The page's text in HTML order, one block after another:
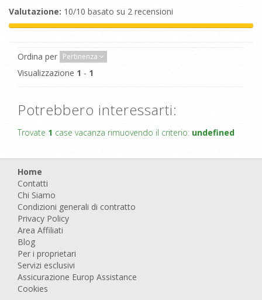
Valutazione: 10/10 basato su 2 recensioni
Ordina per Pertinenza
Visualizzazione 1 - 1
Potrebbero interessarti:
Trovate 1 case vacanza rimuovendo il criterio: undefined
Home
Contatti
Chi Siamo
Condizioni generali di contratto
Privacy Policy
Area Affiliati
Blog
Per i proprietari
Servizi esclusivi
Assicurazione Europ Assistance
Cookies